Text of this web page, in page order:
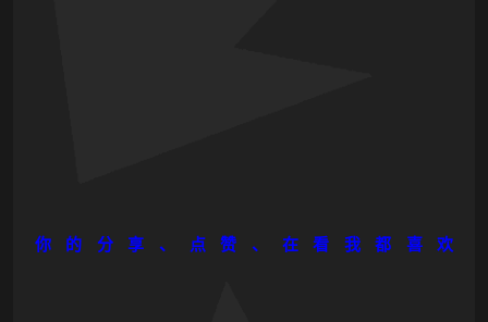
你的分享、点赞、在看 我都喜欢